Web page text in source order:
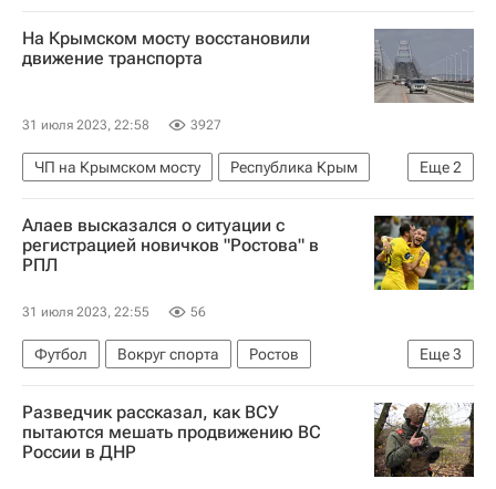
Цены на нефть
На Крымском мосту восстановили
движение транспорта
31 июля 2023, 22:58 3927
Еще2
ЧП на Крымском мосту
Республика Крым
Крымский мост
Россия
Алаев высказался о ситуации с
регистрацией новичков "Ростова" в
РПЛ
31 июля 2023, 22:55 56
Еще3
Футбол Вокруг спорта
Ростов
Александр Алаев
Международная федерация футбола (ФИФА)
РПЛ 2026-2027 (Чемпионат России по футболу)
Разведчик рассказал, как ВСУ
пытаются мешать продвижению ВС
России в ДНР